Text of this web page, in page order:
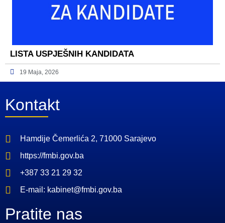
LISTA USPJEŠNIH KANDIDATA
19 Maja, 2026
Kontakt
Hamdije Čemerlića 2, 71000 Sarajevo
https://fmbi.gov.ba
+387 33 21 29 32
E-mail: kabinet@fmbi.gov.ba
Pratite nas